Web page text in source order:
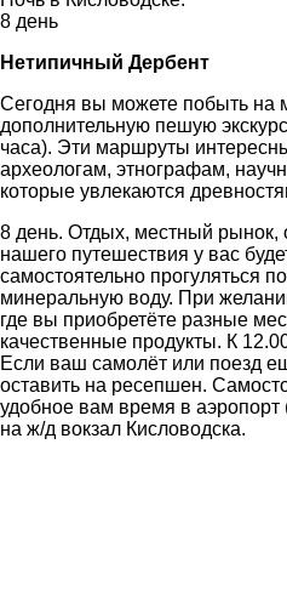
8 день
Нетипичный Дербент
Сегодня вы можете побыть на
дополнительную пешую
часа). Эти маршруты
археологам, этнографам,
которые увлекаются
8 день. Отдых, местный рынок,
нашего путешествия у вас
самостоятельно прогуляться
минеральную воду. При
где вы приобретёте разные
качественные продукты. К
Если ваш самолёт или поезд
оставить на ресепшен.
удобное вам время в
на ж/д вокзал Кисловодска.